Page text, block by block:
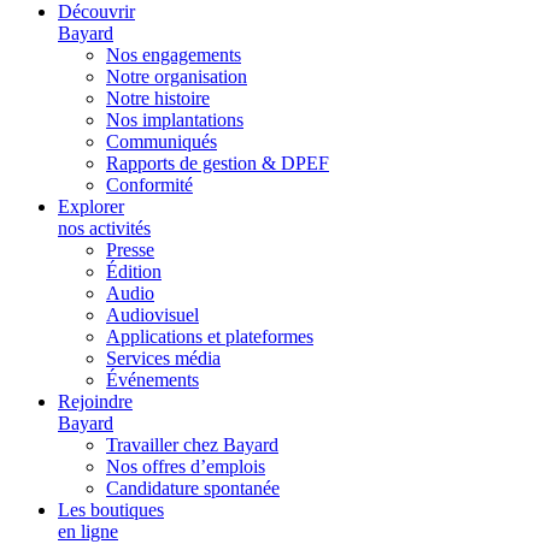
Découvrir
Bayard
Nos engagements
Notre organisation
Notre histoire
Nos implantations
Communiqués
Rapports de gestion & DPEF
Conformité
Explorer
nos activités
Presse
Édition
Audio
Audiovisuel
Applications et plateformes
Services média
Événements
Rejoindre
Bayard
Travailler chez Bayard
Nos offres d’emplois
Candidature spontanée
Les boutiques
en ligne